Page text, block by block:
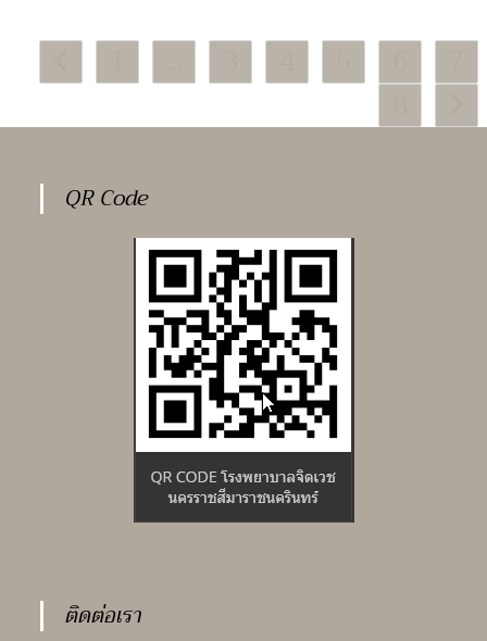
อาคาร
เนิน
KW
เครื่อง
กำเนิด
ขนาด
๕๐๐
กิโล
วัตต์
โรง
พยาบาล
จิตเวช
นครราชสีมา
ราช
นครินทร์
QR Code
ติดต่อเรา